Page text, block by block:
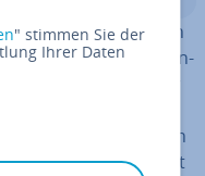
der begibt sich in ein
Gefahren der un­
Kri­mi­nel­ler sein, der
darüber illegale
Das kann aber auch
Viren verseucht ist
" stimmen Sie der
Ihrer Daten